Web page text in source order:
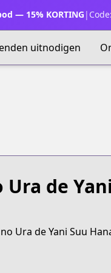
— 15% KORTING | Code:
uitnodigen
Ura de